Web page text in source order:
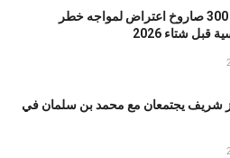
أوكرانيا تطالب 300 صاروخ اعتراض لمواجه خطر
قبل شتاء 2026
شريف يجتمعان مع محمد بن سلمان في